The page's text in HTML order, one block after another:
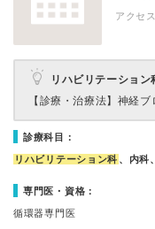
アクセ
リハビリテーション
【診療・治療法】 神経ブ
診療科目：
リハビリテーション科 、内科
専門医・資格：
循環器専門医